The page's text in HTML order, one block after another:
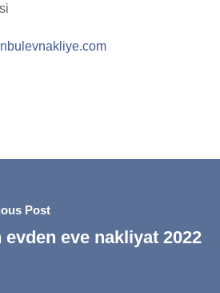
Post
eve nakliyat 2022